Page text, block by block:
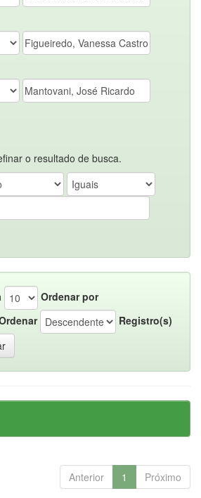
o resultado de busca.
Ordenar por
Registro(s)
Anterior 1 Próximo